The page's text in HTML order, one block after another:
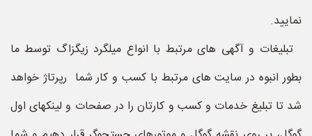
نمایید.
تبلیغات و آگهی های مرتبط با انواع میلگرد زیگزاگ توسط ما
بطور انبوه در سایت های مرتبط با کسب و کار شما رپرتاژ خواهد
شد تا تبلیغ خدمات و کسب و کارتان را در صفحات و لینکهای اول